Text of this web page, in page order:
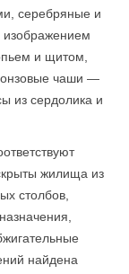
серебряные и
изображением
и щитом,
чаши —
из сердолика и
жилища из
столбов,
найдена